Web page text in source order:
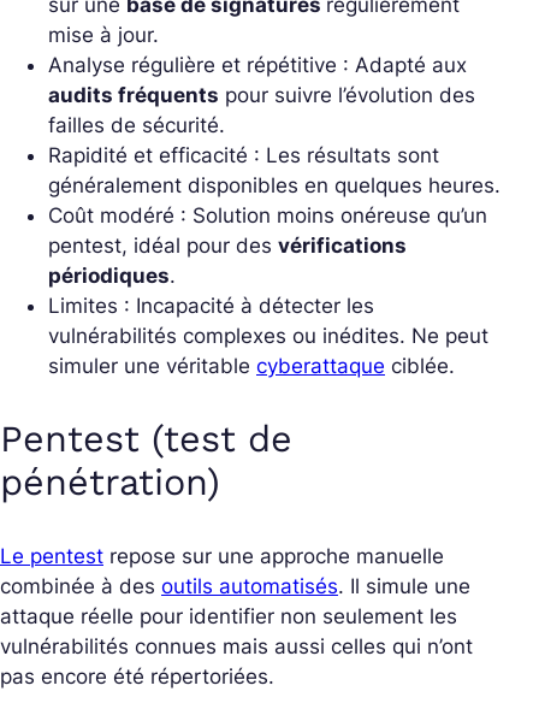
mise à jour.
Analyse régulière et répétitive : Adapté aux
audits fréquents pour suivre l’évolution des
failles de sécurité.
Rapidité et efficacité : Les résultats sont
généralement disponibles en quelques heures.
Coût modéré : Solution moins onéreuse qu’un
pentest, idéal pour des vérifications
périodiques.
Limites : Incapacité à détecter les
vulnérabilités complexes ou inédites. Ne peut
simuler une véritable cyberattaque ciblée.
Pentest (test de
pénétration)
Le pentest repose sur une approche manuelle
combinée à des outils automatisés. Il simule une
attaque réelle pour identifier non seulement les
vulnérabilités connues mais aussi celles qui n’ont
pas encore été répertoriées.